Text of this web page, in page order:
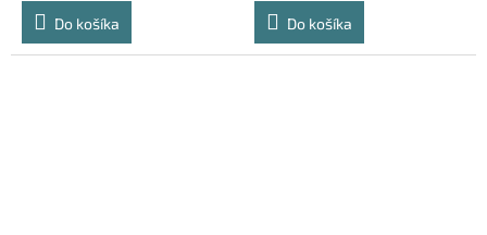
Do košíka Do košíka